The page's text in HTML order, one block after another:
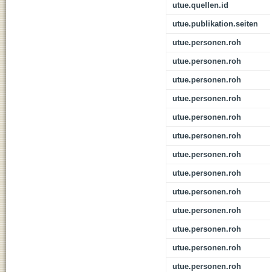
utue.quellen.id
utue.publikation.seiten
utue.personen.roh
utue.personen.roh
utue.personen.roh
utue.personen.roh
utue.personen.roh
utue.personen.roh
utue.personen.roh
utue.personen.roh
utue.personen.roh
utue.personen.roh
utue.personen.roh
utue.personen.roh
utue.personen.roh